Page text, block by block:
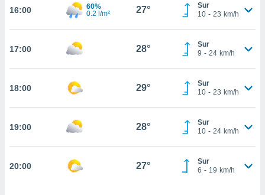
la
ya sean
en
perfil
16:00
60%
0.2 l/m²
27°
Sur
10 - 23 km/h
17:00 28°
Sur
9 - 24 km/h
18:00 29°
Sur
10 - 23 km/h
19:00 28°
Sur
10 - 24 km/h
20:00 27°
Sur
6 - 19 km/h